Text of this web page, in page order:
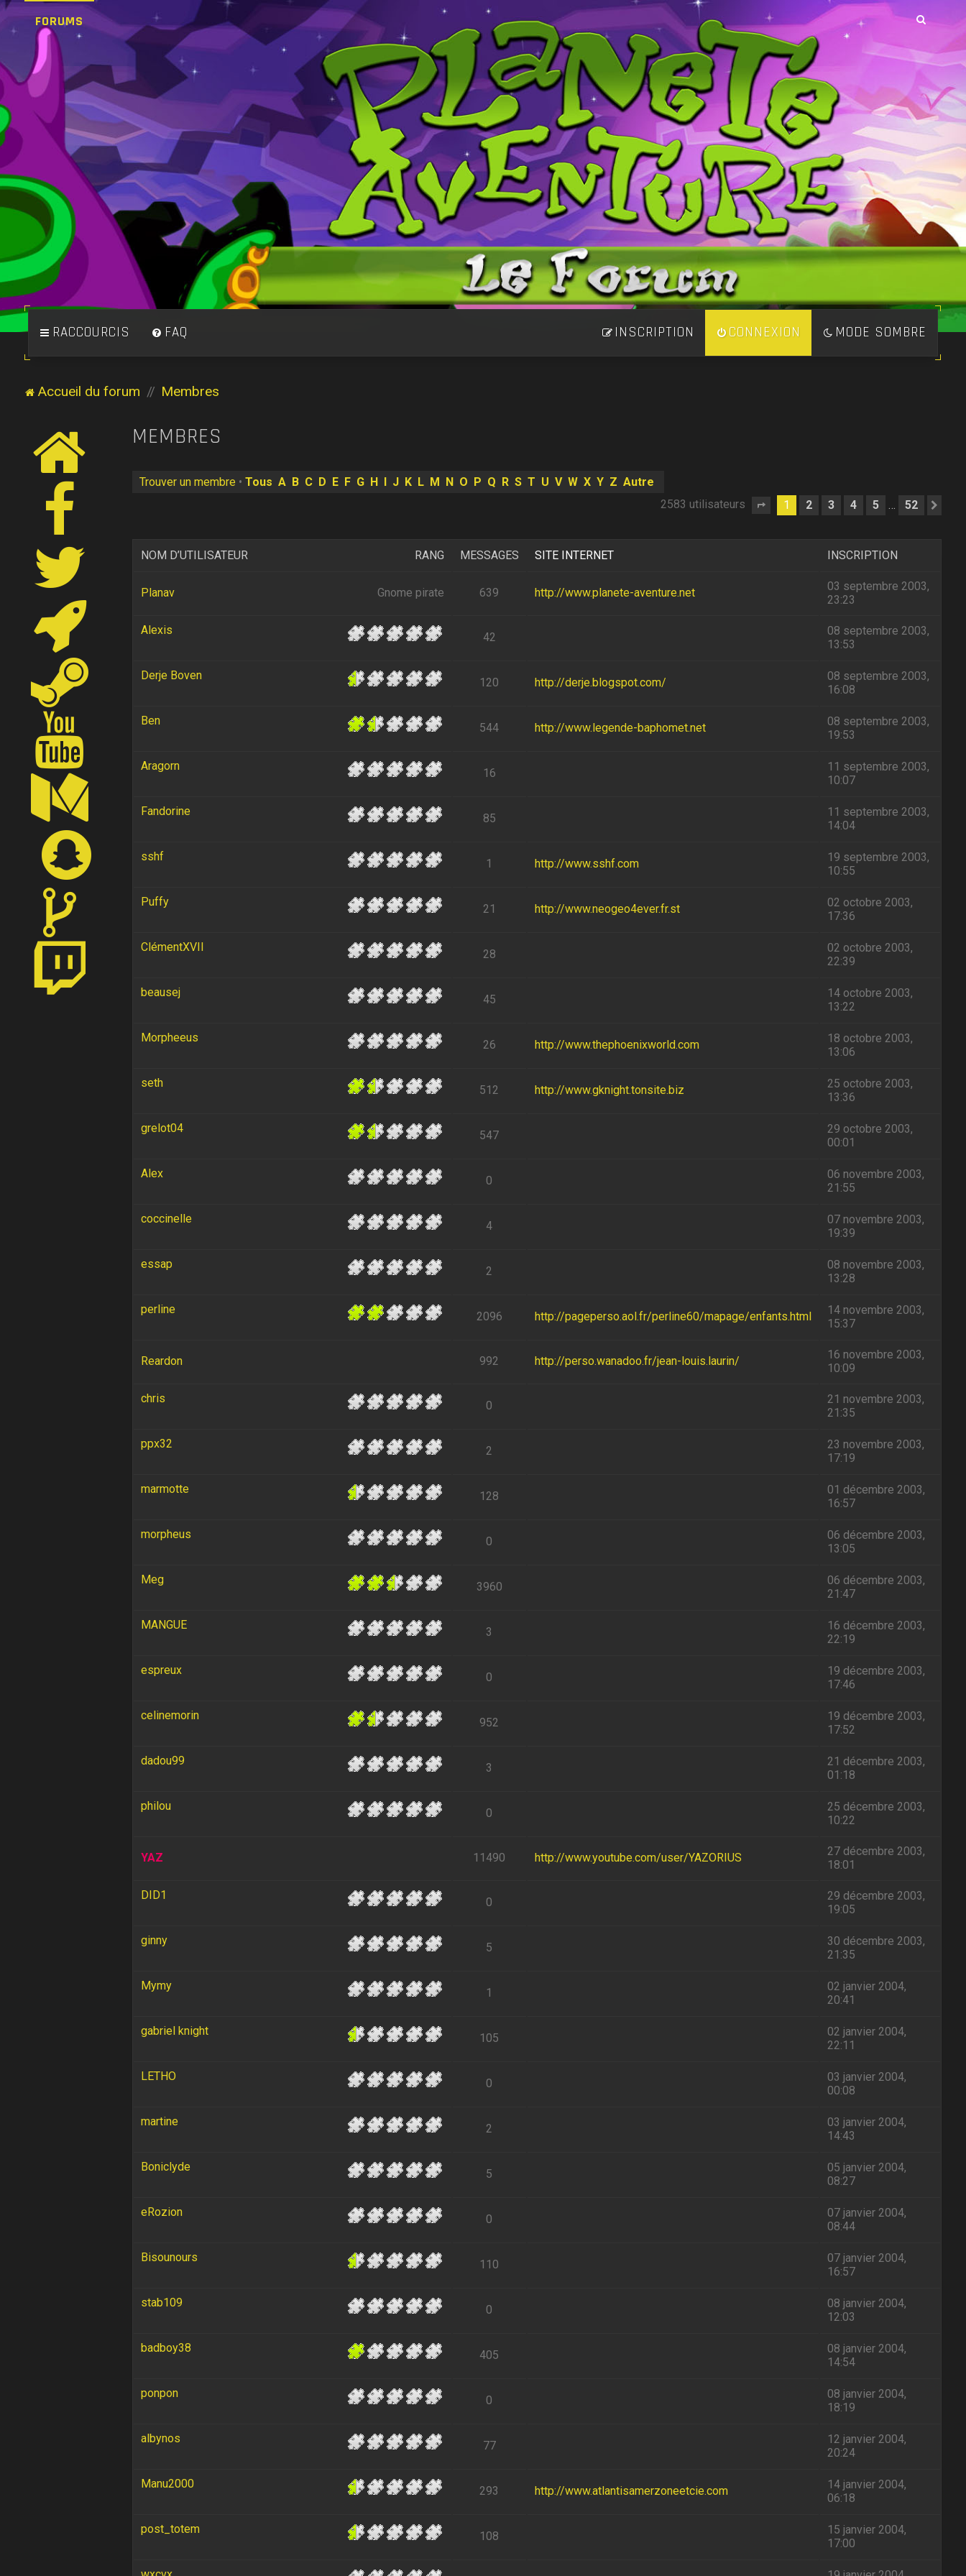
FORUMS
RACCOURCIS MODE SOMBRE
FAQ CONNEXION
INSCRIPTION
Accueil du forum Membres
MEMBRES
Trouver un membre • Tous A B C D E F G H I J K L M N O P Q R S T U V W X Y Z Autre
2583 utilisateurs
Page 1sur52
1 2 3 4 5 … 52
RANG
NOM D’UTILISATEUR MESSAGES SITE INTERNET INSCRIPTION
Gnome pirate
Planav 639 http://www.planete-aventure.net
03 septembre 2003,
23:23
Alexis
42
08 septembre 2003,
13:53
Derje Boven
120 http://derje.blogspot.com/
08 septembre 2003,
16:08
Ben
544 http://www.legende-baphomet.net
08 septembre 2003,
19:53
Aragorn
16
11 septembre 2003,
10:07
Fandorine
85
11 septembre 2003,
14:04
sshf
1 http://www.sshf.com
19 septembre 2003,
10:55
Puffy
21 http://www.neogeo4ever.fr.st
02 octobre 2003,
17:36
ClémentXVII
28
02 octobre 2003,
22:39
beausej
45
14 octobre 2003,
13:22
Morpheeus
26 http://www.thephoenixworld.com
18 octobre 2003,
13:06
seth
512 http://www.gknight.tonsite.biz
25 octobre 2003,
13:36
grelot04
547
29 octobre 2003,
00:01
Alex
0
06 novembre 2003,
21:55
coccinelle
4
07 novembre 2003,
19:39
essap
2
08 novembre 2003,
13:28
perline
2096 http://pageperso.aol.fr/perline60/mapage/enfants.html
14 novembre 2003,
15:37
Reardon 992 http://perso.wanadoo.fr/jean-louis.laurin/
16 novembre 2003,
10:09
chris
0
21 novembre 2003,
21:35
ppx32
2
23 novembre 2003,
17:19
marmotte
128
01 décembre 2003,
16:57
morpheus
0
06 décembre 2003,
13:05
Meg
3960
06 décembre 2003,
21:47
MANGUE
3
16 décembre 2003,
22:19
espreux
0
19 décembre 2003,
17:46
celinemorin
952
19 décembre 2003,
17:52
dadou99
3
21 décembre 2003,
01:18
philou
0
25 décembre 2003,
10:22
YAZ 11490 http://www.youtube.com/user/YAZORIUS
27 décembre 2003,
18:01
DID1
0
29 décembre 2003,
19:05
ginny
5
30 décembre 2003,
21:35
Mymy
1
02 janvier 2004,
20:41
gabriel knight
105
02 janvier 2004,
22:11
LETHO
0
03 janvier 2004,
00:08
martine
2
03 janvier 2004,
14:43
Boniclyde
5
05 janvier 2004,
08:27
eRozion
0
07 janvier 2004,
08:44
Bisounours
110
07 janvier 2004,
16:57
stab109
0
08 janvier 2004,
12:03
badboy38
405
08 janvier 2004,
14:54
ponpon
0
08 janvier 2004,
18:19
albynos
77
12 janvier 2004,
20:24
Manu2000
293 http://www.atlantisamerzoneetcie.com
14 janvier 2004,
06:18
post_totem
108
15 janvier 2004,
17:00